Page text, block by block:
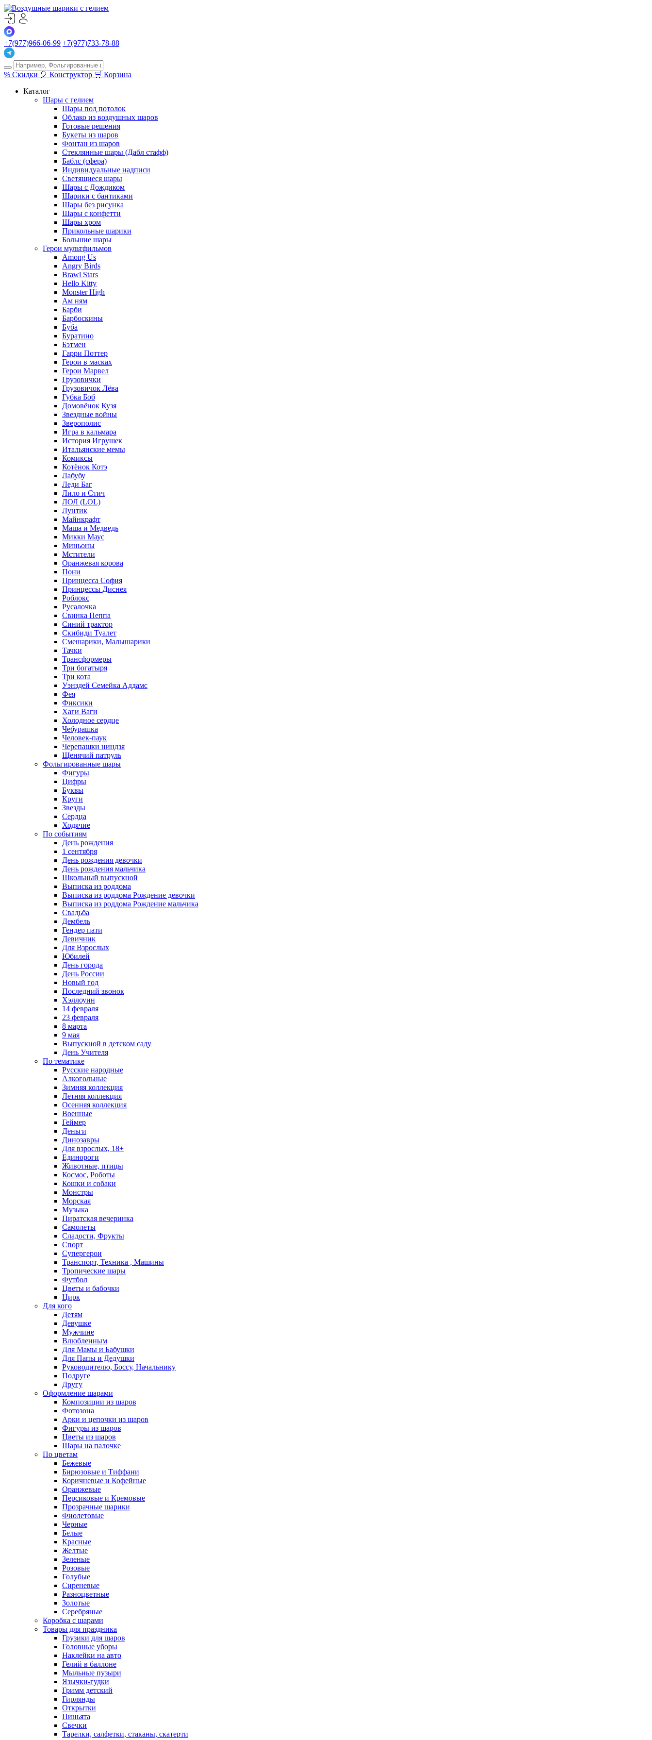
+7(977)966-06-99 +7(977)733-78-88
% Скидки 🎈 Конструктор 🛒 Корзина
Каталог
Шары с гелием
Шары под потолок
Облако из воздушных шаров
Готовые решения
Букеты из шаров
Фонтан из шаров
Стеклянные шары (Дабл стафф)
Баблс (сфера)
Индивидуальные надписи
Светящиеся шары
Шары с Дождиком
Шарики с бантиками
Шары без рисунка
Шары с конфетти
Шары хром
Прикольные шарики
Большие шары
Герои мультфильмов
Among Us
Angry Birds
Brawl Stars
Hello Kitty
Monster High
Ам ням
Барби
Барбоскины
Буба
Буратино
Бэтмен
Гарри Поттер
Герои в масках
Герои Марвел
Грузовички
Грузовичок Лёва
Губка Боб
Домовёнок Кузя
Звездные войны
Зверополис
Игра в кальмара
История Игрушек
Итальянские мемы
Комиксы
Котёнок Котэ
Лабубу
Леди Баг
Лило и Стич
ЛОЛ (LOL)
Лунтик
Майнкрафт
Маша и Медведь
Микки Маус
Миньоны
Мстители
Оранжевая корова
Пони
Принцесса София
Принцессы Диснея
Роблокс
Русалочка
Свинка Пеппа
Синий трактор
Скибиди Туалет
Смешарики, Малышарики
Тачки
Трансформеры
Три богатыря
Три кота
Уэнздей Семейка Аддамс
Фея
Фиксики
Хаги Ваги
Холодное сердце
Чебурашка
Человек-паук
Черепашки ниндзя
Щенячий патруль
Фольгированные шары
Фигуры
Цифры
Буквы
Круги
Звезды
Сердца
Ходячие
По событиям
День рождения
1 сентября
День рождения девочки
День рождения мальчика
Школьный выпускной
Выписка из роддома
Выписка из роддома Рождение девочки
Выписка из роддома Рождение мальчика
Свадьба
Дембель
Гендер пати
Девичник
Для Взрослых
Юбилей
День города
День России
Новый год
Последний звонок
Хэллоуин
14 февраля
23 февраля
8 марта
9 мая
Выпускной в детском саду
День Учителя
По тематике
Русские народные
Алкогольные
Зимняя коллекция
Летняя коллекция
Осенняя коллекция
Военные
Геймер
Деньги
Динозавры
Для взрослых, 18+
Единороги
Животные, птицы
Космос, Роботы
Кошки и собаки
Монстры
Морская
Музыка
Пиратская вечеринка
Самолеты
Сладости, Фрукты
Спорт
Супергерои
Транспорт, Техника , Машины
Тропические шары
Футбол
Цветы и бабочки
Цирк
Для кого
Детям
Девушке
Мужчине
Влюбленным
Для Мамы и Бабушки
Для Папы и Дедушки
Руководителю, Боссу, Начальнику
Подруге
Другу
Оформление шарами
Композиции из шаров
Фотозона
Арки и цепочки из шаров
Фигуры из шаров
Цветы из шаров
Шары на палочке
По цветам
Бежевые
Бирюзовые и Тиффани
Коричневые и Кофейные
Оранжевые
Персиковые и Кремовые
Прозрачные шарики
Фиолетовые
Черные
Белые
Красные
Желтые
Зеленые
Розовые
Голубые
Сиреневые
Разноцветные
Золотые
Серебряные
Коробка с шарами
Товары для праздника
Грузики для шаров
Головные уборы
Наклейки на авто
Гелий в баллоне
Мыльные пузыри
Язычки-гудки
Гримм детский
Гирлянды
Открытки
Пиньята
Свечки
Тарелки, салфетки, стаканы, скатерти